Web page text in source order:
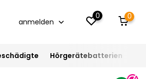
anmelden
0 0
Hörgerätebatterien